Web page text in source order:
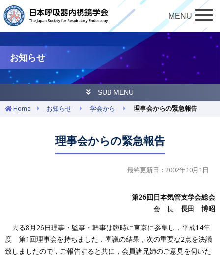
MENU
お知らせ
SUB MENU
Home お知らせ 学会から 理事会からの緊急報告
理事会からの緊急報告
最終更新日：2002年10月1日
第26回日本気管支学会総会
会 長 長田 博昭
去る8月26日理事・監事・幹事は臨時に東京に参集し，平成14年
度 第1回理事会を持ちました．審議の結果，次の重要な2点を決議
致しましたので，ご報告すると共に，会員諸兄姉のご意見を伺いた